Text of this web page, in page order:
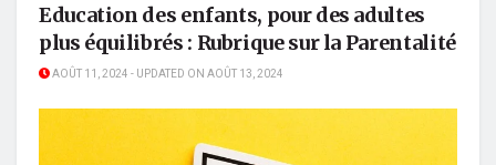
Education des enfants, pour des adultes
plus équilibrés : Rubrique sur la Parentalité
AOÛT 11, 2024 - UPDATED ON AOÛT 13, 2024